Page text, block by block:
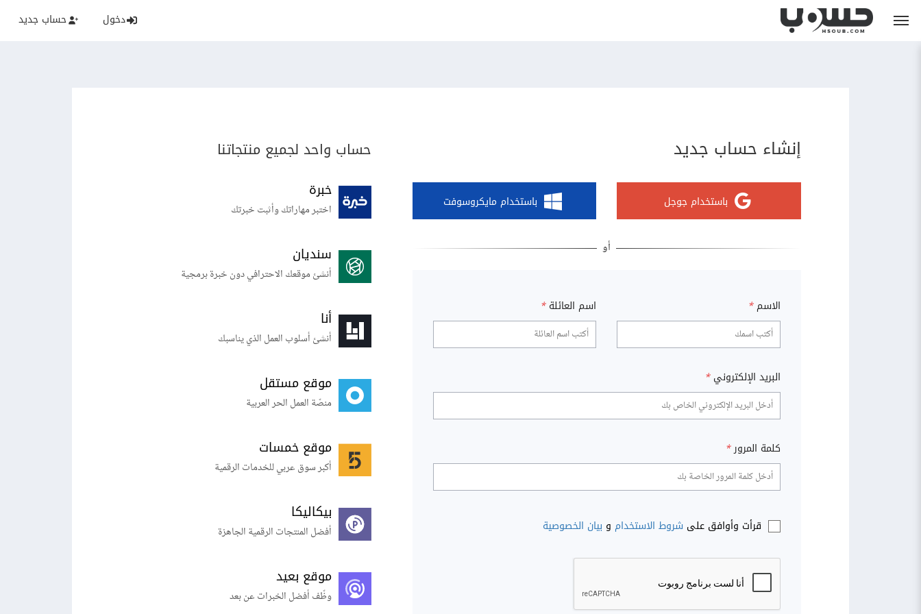
دخول حساب جديد
إنشاء حساب جديد
باستخدام جوجل باستخدام مايكروسوفت
الاسم * اسم العائلة *
البريد الإلكتروني *
كلمة المرور*
قرأت وأوافق على شروط الاستخدام و بيان الخصوصية
حساب واحد لجميع منتجاتنا
خبرة
اختبر مهاراتك وأثبت خبرتك
سنديان
أنشئ موقعك الاحترافي دون خبرة برمجية
أنا
أنشئ أسلوب العمل الذي يناسبك
موقع مستقل
منصّة العمل الحر العربية
موقع خمسات
أكبر سوق عربي للخدمات الرقمية
بيكاليكا
أفضل المنتجات الرقمية الجاهزة
موقع بعيد
وظّف أفضل الخبرات عن بعد